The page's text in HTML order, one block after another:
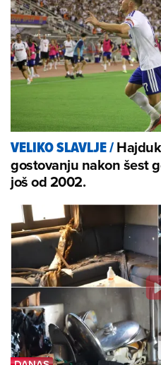
VELIKO SLAVLJE/
gostovanju nakon šest
još od 2002.